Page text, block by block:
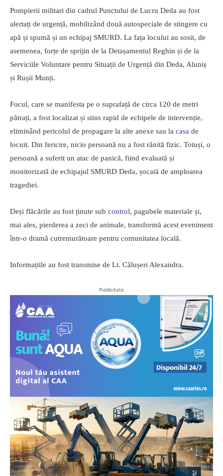
Pompierii militari din cadrul Punctului de Lucru Deda au fost
alertați de urgență, mobilizând două autospeciale de stingere cu
apă și spumă și un echipaj SMURD. La fața locului au sosit, de
asemenea, forțe de sprijin de la Detașamentul Reghin și de la
Serviciile Voluntare pentru Situații de Urgență din Deda, Aluniș
și Rușii Munți.
Focul, care se manifesta pe o suprafață de circa 120 de metri
pătrați, a fost localizat și stins rapid de echipele de intervenție,
eliminând pericolul de propagare la alte anexe sau la casa de
locuit. Din fericire, nicio persoană nu a fost rănită fizic. Totuși, o
persoană a suferit un atac de panică, fiind evaluată și
monitorizată de echipajul SMURD Deda, șocată de amploarea
tragediei.
Deși flăcările au fost ținute sub control, pagubele materiale și,
mai ales, pierderea a zeci de animale, transformă acest eveniment
într-o dramă cutremurătoare pentru comunitatea locală.
Informațiile au fost transmise de Lt. Călușeri Alexandra.
Publicitate